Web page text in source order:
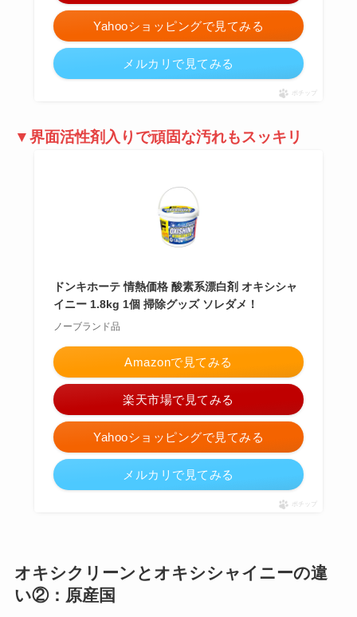
Yahooショッピングで見てみる
メルカリで見てみる
ポチップ
▼界面活性剤入りで頑固な汚れもスッキリ
ドンキホーテ 情熱価格 酸素系漂白剤 オキシシャ
イニー 1.8kg 1個 掃除グッズ ソレダメ！
ノーブランド品
Amazonで見てみる
楽天市場で見てみる
Yahooショッピングで見てみる
メルカリで見てみる
ポチップ
オキシクリーンとオキシシャイニーの違
い②：原産国